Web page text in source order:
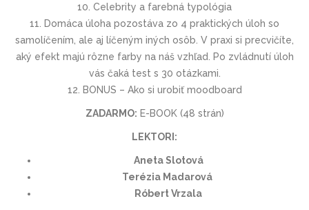
10. Celebrity a farebná typológia
11. Domáca úloha pozostáva zo 4 praktických úloh so
samolíčením, ale aj líčeným iných osôb. V praxi si precvičíte,
aký efekt majú rôzne farby na náš vzhľad. Po zvládnutí úloh
vás čaká test s 30 otázkami.
12. BONUS – Ako si urobiť moodboard
ZADARMO: E-BOOK (48 strán)
LEKTORI:
Aneta Slotová
Terézia Madarová
Róbert Vrzala